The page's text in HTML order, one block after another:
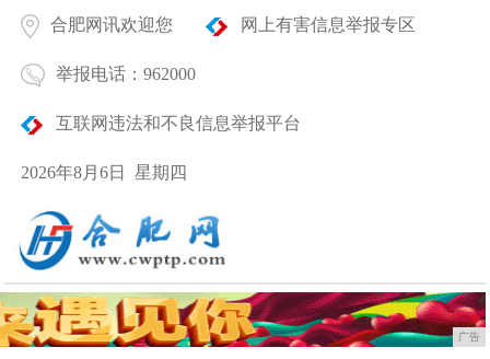
合肥网讯欢迎您 网上有害信息举报专区
举报电话：962000
互联网违法和不良信息举报平台
2026年8月6日 星期四
广告